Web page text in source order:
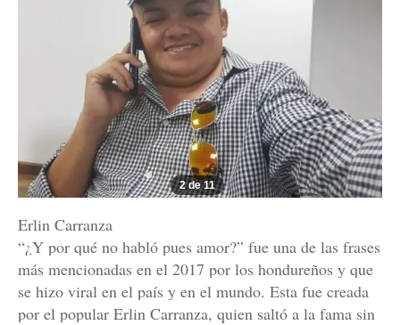
2 de 11
Erlin Carranza
“¿Y por qué no habló pues amor?” fue una de las frases
más mencionadas en el 2017 por los hondureños y que
se hizo viral en el país y en el mundo. Esta fue creada
por el popular Erlin Carranza, quien saltó a la fama sin